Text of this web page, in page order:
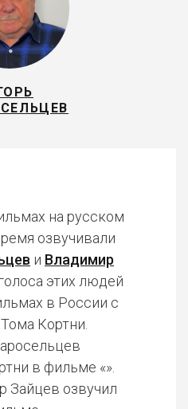
на русском
озвучивали
и Владимир
этих людей
в России с
Кортни.
в фильме «».
Зайцев озвучил